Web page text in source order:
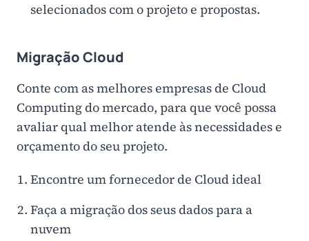
selecionados com o projeto e propostas.
Migração Cloud
Conte com as melhores empresas de Cloud
Computing do mercado, para que você possa
avaliar qual melhor atende às necessidades e
orçamento do seu projeto.
Encontre um fornecedor de Cloud ideal
Faça a migração dos seus dados para a
nuvem